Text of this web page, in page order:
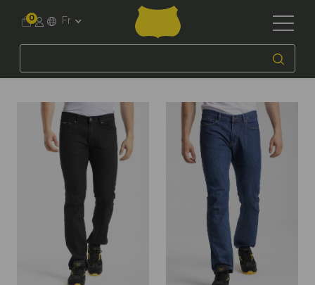
Fr
0